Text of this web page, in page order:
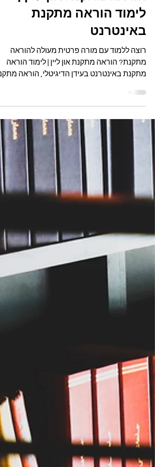
הוראה מתקנת און ליין |
לימוד הוראה מתקנת
באינטרנט
רוצה ללמוד עם מורה פרטית מעולה להוראה
מתקנת? הוראה מתקנת און ליין | לימוד הוראה
מתקנת באינטרנט בעידן הדיגיטלי, הוראה